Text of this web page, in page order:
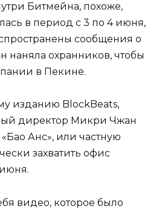
Битмейна, похоже,
в период с 3 по 4 июня,
сообщения о
наняла охранников, чтобы
в Пекине.
изданию BlockBeats,
директор Микри Чжан
Анс», или частную
захватить офис
видео, которое было